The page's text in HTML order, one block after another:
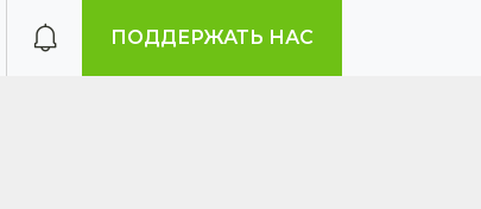
ПОДДЕРЖАТЬ НАС